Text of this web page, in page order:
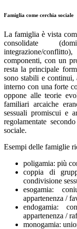
Famiglia come cerchia sociale
La famiglia è vista
consolidate
integrazione/
componenti, con un
resta la principale
sono stabili e
interno con una forte
oppone alle teorie
familiari arcaiche
sessuali promiscui e
regolamentate
sociale.
Esempi delle famiglie
poligamia: più
coppia di
condivisione
esogamia:
appartenenza /
endogamia:
appartenenza /
monogamia: